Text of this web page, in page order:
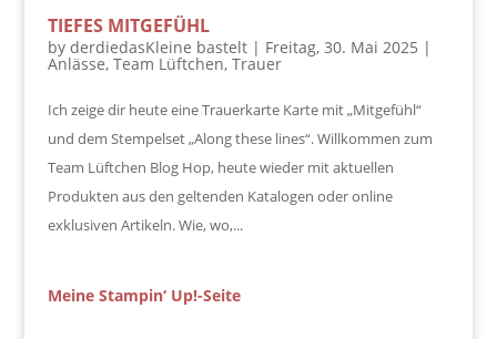
TIEFES MITGEFÜHL
by derdiedasKleine bastelt| Freitag, 30. Mai 2025 |
Anlässe, Team Lüftchen, Trauer
Ich zeige dir heute eine Trauerkarte Karte mit „Mitgefühl“
und dem Stempelset „Along these lines“. Willkommen zum
Team Lüftchen Blog Hop, heute wieder mit aktuellen
Produkten aus den geltenden Katalogen oder online
exklusiven Artikeln. Wie, wo,...
Meine Stampin‘ Up!-Seite